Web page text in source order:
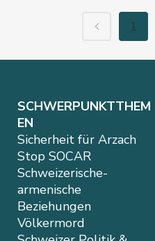
1
SCHWERPUNKTTHEM
EN
Sicherheit für Arzach
Stop SOCAR
Schweizerische-
armenische
Beziehungen
Völkermord